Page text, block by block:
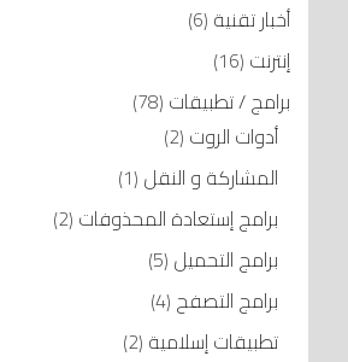
أخبار تقنية (6)
إنترنت (16)
برامج / تطبيقات (78)
أدوات الروت (2)
المشاركة و النقل (1)
برامج إستعادة المحذوفات (2)
برامج التحميل (5)
برامج التصفح (4)
تطبيقات إسلامية (2)